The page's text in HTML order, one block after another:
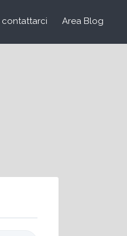
contattarci Area Blog